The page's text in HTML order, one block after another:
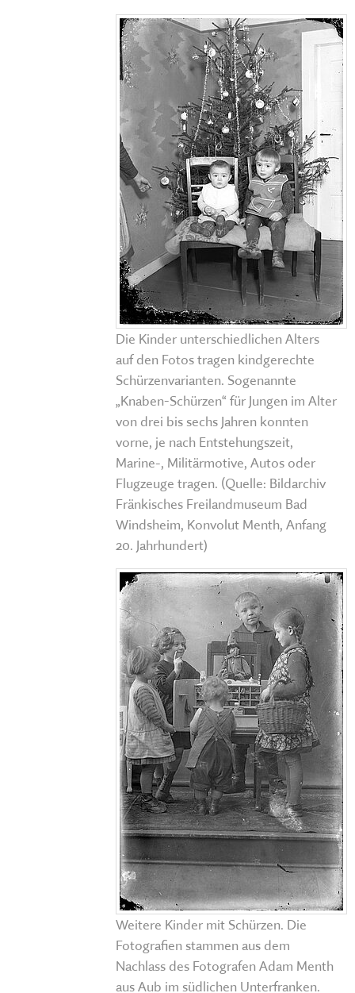
Die Kinder unterschiedlichen Alters
auf den Fotos tragen kindgerechte
Schürzenvarianten. Sogenannte
„Knaben-Schürzen“ für Jungen im Alter
von drei bis sechs Jahren konnten
vorne, je nach Entstehungszeit,
Marine-, Militärmotive, Autos oder
Flugzeuge tragen. (Quelle: Bildarchiv
Fränkisches Freilandmuseum Bad
Windsheim, Konvolut Menth, Anfang
20. Jahrhundert)
Weitere Kinder mit Schürzen. Die
Fotografien stammen aus dem
Nachlass des Fotografen Adam Menth
aus Aub im südlichen Unterfranken.